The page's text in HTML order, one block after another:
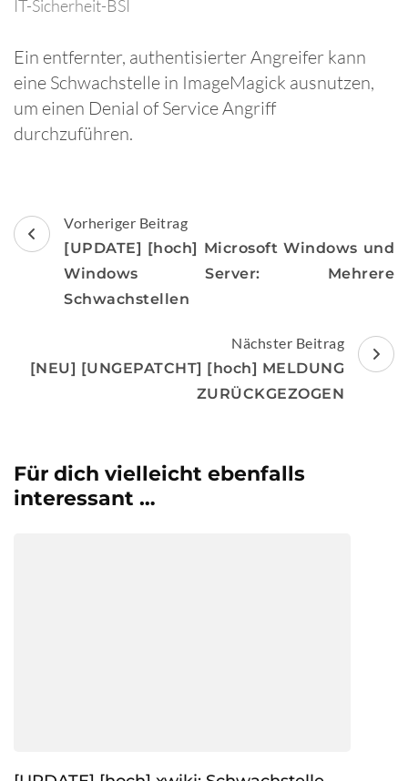
IT-Sicherheit-BSI
Ein entfernter, authentisierter Angreifer kann
eine Schwachstelle in ImageMagick ausnutzen,
um einen Denial of Service Angriff
durchzuführen.
Beitragsnavigation
Vorheriger Beitrag
[UPDATE] [hoch] Microsoft Windows und
Windows Server: Mehrere
Schwachstellen
Nächster Beitrag
[NEU] [UNGEPATCHT] [hoch] MELDUNG
ZURÜCKGEZOGEN
Für dich vielleicht ebenfalls
interessant …